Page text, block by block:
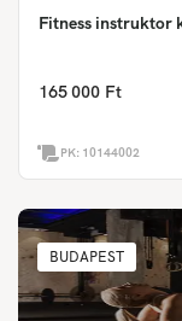
Fitness instruktor
165 000 Ft
PK: 10144002
BUDAPEST